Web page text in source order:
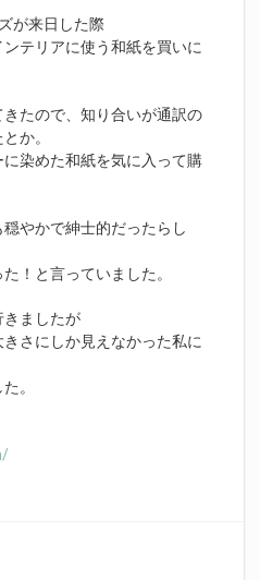
が来日した際
テリアに使う和紙を買いに
たので、知り合いが通訳の
か。
染めた和紙を気に入って購
やかで紳士的だったらし
！と言っていました。
きましたが
さにしか見えなかった私に
。